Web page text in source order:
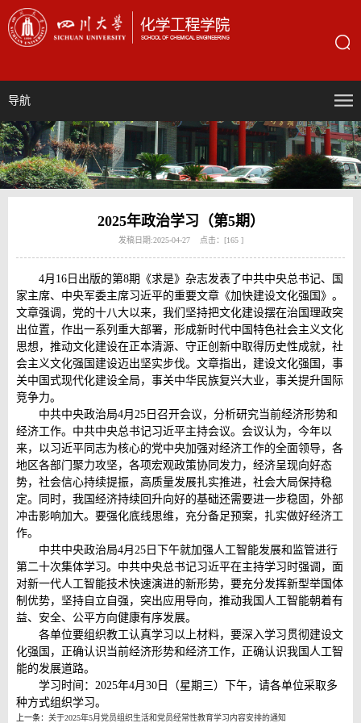
导航
2025年政治学习（第5期）
发稿日期:2025-04-27 点击：[165 ]
4月16日出版的第8期《求是》杂志发表了中共中央总书记、国
家主席、中央军委主席习近平的重要文章《加快建设文化强国》。
文章强调，党的十八大以来，我们坚持把文化建设摆在治国理政突
出位置，作出一系列重大部署，形成新时代中国特色社会主义文化
思想，推动文化建设在正本清源、守正创新中取得历史性成就，社
会主义文化强国建设迈出坚实步伐。文章指出，建设文化强国，事
关中国式现代化建设全局，事关中华民族复兴大业，事关提升国际
竞争力。
中共中央政治局4月25日召开会议，分析研究当前经济形势和
经济工作。中共中央总书记习近平主持会议。会议认为，今年以
来，以习近平同志为核心的党中央加强对经济工作的全面领导，各
地区各部门聚力攻坚，各项宏观政策协同发力，经济呈现向好态
势，社会信心持续提振，高质量发展扎实推进，社会大局保持稳
定。同时，我国经济持续回升向好的基础还需要进一步稳固，外部
冲击影响加大。要强化底线思维，充分备足预案，扎实做好经济工
作。
中共中央政治局4月25日下午就加强人工智能发展和监管进行
第二十次集体学习。中共中央总书记习近平在主持学习时强调，面
对新一代人工智能技术快速演进的新形势，要充分发挥新型举国体
制优势，坚持自立自强，突出应用导向，推动我国人工智能朝着有
益、安全、公平方向健康有序发展。
各单位要组织教工认真学习以上材料，要深入学习贯彻建设文
化强国，正确认识当前经济形势和经济工作，正确认识我国人工智
能的发展道路。
学习时间：2025年4月30日（星期三）下午，请各单位采取多
种方式组织学习。
上一条： 关于2025年5月党员组织生活和党员经常性教育学习内容安排的通知